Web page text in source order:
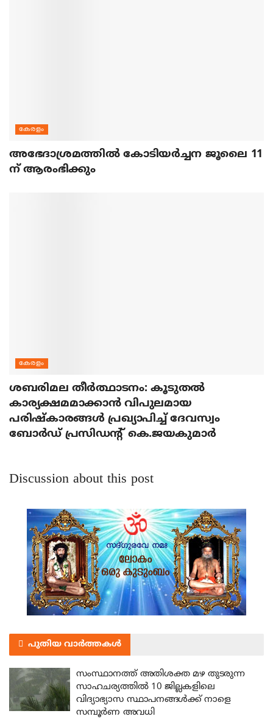
കേരളം
അഭേദാശ്രമത്തില്‍ കോടിയര്‍ച്ചന ജൂലൈ 11
ന് ആരംഭിക്കും
കേരളം
ശബരിമല തീര്‍ത്ഥാടനം: കൂടുതല്‍
കാര്യക്ഷമമാക്കാന്‍ വിപുലമായ
പരിഷ്‌കാരങ്ങള്‍ പ്രഖ്യാപിച്ച് ദേവസ്വം
ബോര്‍ഡ് പ്രസിഡന്റ് കെ.ജയകുമാര്‍
Discussion about this post
പുതിയ വാർത്തകൾ
സംസ്ഥാനത്ത് അതിശക്ത മഴ തുടരുന്ന
സാഹചര്യത്തിൽ 10 ജില്ലകളിലെ
വിദ്യാഭ്യാസ സ്ഥാപനങ്ങൾക്ക് നാളെ
സമ്പൂർണ അവധി